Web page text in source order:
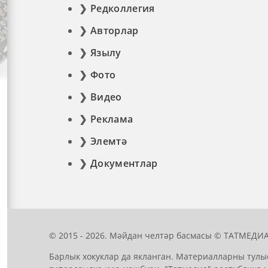
Редколлегия
Авторлар
Язылу
Фото
Видео
Реклама
Элемтә
Документлар
© 2015 - 2026. Мәйдан челтәр басмасы ©
Барлык хокуклар да якланган. Материалларны